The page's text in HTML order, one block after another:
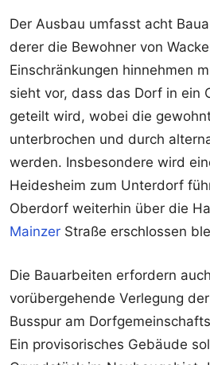
Der Ausbau umfasst acht
derer die Bewohner von
Einschränkungen hinnehmen
sieht vor, dass das Dorf in ein
geteilt wird, wobei die
unterbrochen und durch
werden. Insbesondere wird
Heidesheim zum Unterdorf
Oberdorf weiterhin über die
Mainzer Straße erschlossen
Die Bauarbeiten erfordern
vorübergehende Verlegung
Busspur am
Ein provisorisches Gebäude